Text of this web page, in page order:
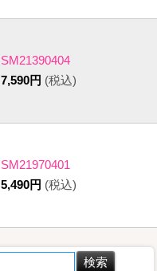
SM21390404
7,590円 (税込)
SM21970401
5,490円 (税込)